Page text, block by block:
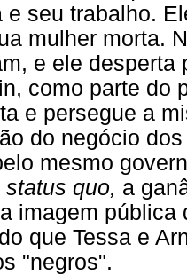
e seu trabalho.
mulher morta.
e ele desperta
como parte do
e persegue a
do negócio
mesmo
status quo, a
imagem
que Tessa e
"negros".